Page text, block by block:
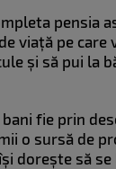
pensia
viață pe care
și să pui la
fie prin
o sursă de
dorește să